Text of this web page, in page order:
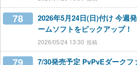
78
2026年5月24日(日)付け 今週
ームソフトをピックアップ！
2026/05/24 13:30
79
7/30発売予定 PvPvEダーク